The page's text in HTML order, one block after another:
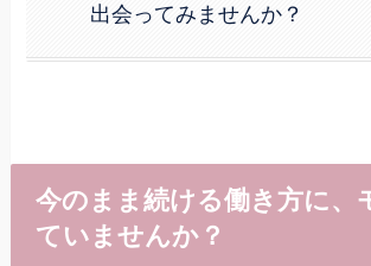
出会ってみませんか？
今のまま続ける働き方に、
ていませんか？